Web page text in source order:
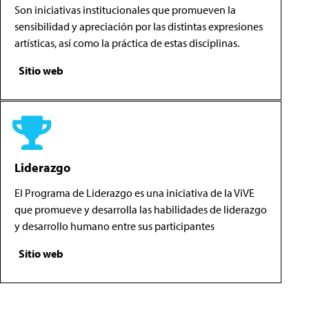
Son iniciativas institucionales que promueven la
sensibilidad y apreciación por las distintas expresiones
artísticas, así como la práctica de estas disciplinas.
Sitio web
Liderazgo
El Programa de Liderazgo es una iniciativa de la ViVE
que promueve y desarrolla las habilidades de liderazgo
y desarrollo humano entre sus participantes
Sitio web